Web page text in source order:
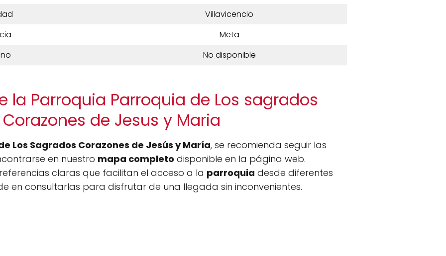
Villavicencio
Meta
No disponible
la Parroquia Parroquia de Los sagrados
Corazones de Jesus y Maria
Los Sagrados Corazones de Jesús y María, se recomienda seguir las
en nuestro mapa completo disponible en la página web.
claras que facilitan el acceso a la parroquia desde diferentes
en consultarlas para disfrutar de una llegada sin inconvenientes.